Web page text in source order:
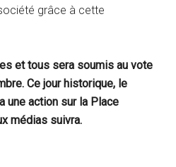
grâce à cette
et tous sera soumis au vote
Ce jour historique, le
une action sur la Place
médias suivra.